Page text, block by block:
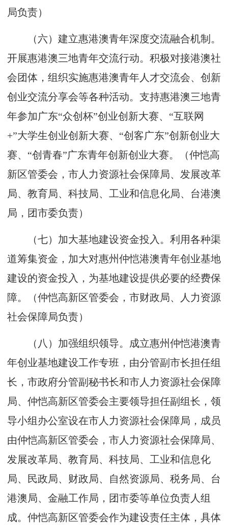
局负责）
（六）建立惠港澳青年深度交流融合机制。
开展惠港澳三地青年交流行动。积极对接港澳社
会团体，组织实施惠港澳青年人才交流会、创新
创业交流分享会等各种活动。支持惠港澳三地青
年参加广东“众创杯”创业创新大赛、“互联网
+”大学生创业创新大赛、“创客广东”创新创业大
赛、“创青春”广东青年创新创业大赛。（仲恺高
新区管委会，市人力资源社会保障局、发展改革
局、教育局、科技局、工业和信息化局、台港澳
局，团市委负责）
（七）加大基地建设资金投入。利用各种渠
道筹集资金，加大对惠州仲恺港澳青年创业基地
建设的资金投入，为基地建设提供必要的经费保
障。（仲恺高新区管委会，市财政局、人力资源
社会保障局负责）
（八）加强组织领导。成立惠州仲恺港澳青
年创业基地建设工作专班，由分管副市长担任组
长，市政府分管副秘书长和市人力资源社会保障
局、仲恺高新区管委会主要领导担任副组长，领
导小组办公室设在市人力资源社会保障局，成员
由仲恺高新区管委会，市人力资源社会保障局、
发展改革局、教育局、科技局、工业和信息化
局、民政局、财政局、自然资源局、税务局、台
港澳局、金融工作局，团市委等单位负责人组
成。仲恺高新区管委会作为建设责任主体，具体